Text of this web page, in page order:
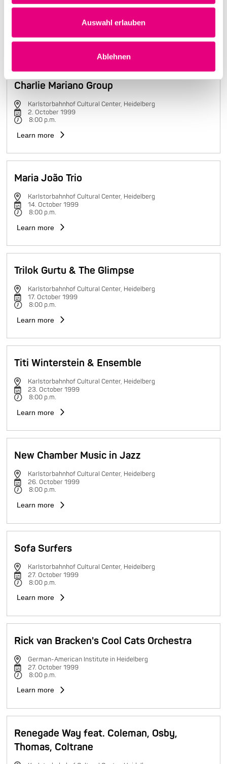
Auswahl erlauben
Ablehnen
Learn more
Charlie Mariano Group
Karlstorbahnhof Cultural Center, Heidelberg
2. October 1999
8:00 p.m.
Learn more
Maria João Trio
Karlstorbahnhof Cultural Center, Heidelberg
14. October 1999
8:00 p.m.
Learn more
Trilok Gurtu & The Glimpse
Karlstorbahnhof Cultural Center, Heidelberg
17. October 1999
8:00 p.m.
Learn more
Titi Winterstein & Ensemble
Karlstorbahnhof Cultural Center, Heidelberg
23. October 1999
8:00 p.m.
Learn more
New Chamber Music in Jazz
Karlstorbahnhof Cultural Center, Heidelberg
26. October 1999
8:00 p.m.
Learn more
Sofa Surfers
Karlstorbahnhof Cultural Center, Heidelberg
27. October 1999
8:00 p.m.
Learn more
Rick van Bracken's Cool Cats Orchestra
German-American Institute in Heidelberg
27. October 1999
8:00 p.m.
Learn more
Renegade Way feat. Coleman, Osby,
Thomas, Coltrane